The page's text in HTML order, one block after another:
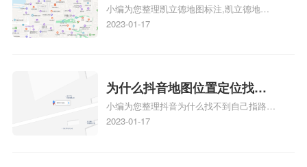
注？凯立德地图位置定位,导航,
标注？
小编为您整理凯立德地图标注,凯立德地图
标注怎么做啊、凯立德地图标注,凯立德地
相关地图标注知识，详情可查看下方正文！
2023-01-17
为什么抖音地图位置定位找不
到了？抖音为什么找不到当前
定位了？
小编为您整理抖音为什么找不到自己指路人
地图标注服务中心铺的位置、地图位置更新
2023-01-17